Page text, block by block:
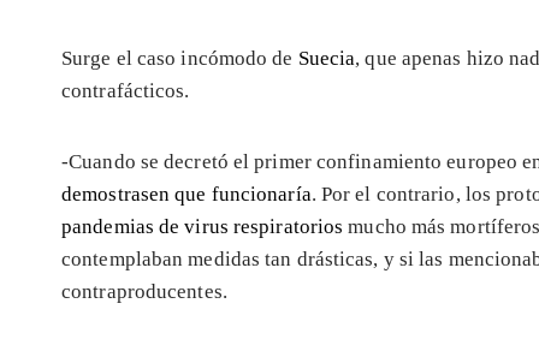
Surge el caso incómodo de Suecia, que apenas hizo
contrafácticos.
-Cuando se decretó el primer confinamiento europeo
demostrasen que funcionaría. Por el contrario, los
pandemias de virus respiratorios mucho más
contemplaban medidas tan drásticas, y si las
contraproducentes.